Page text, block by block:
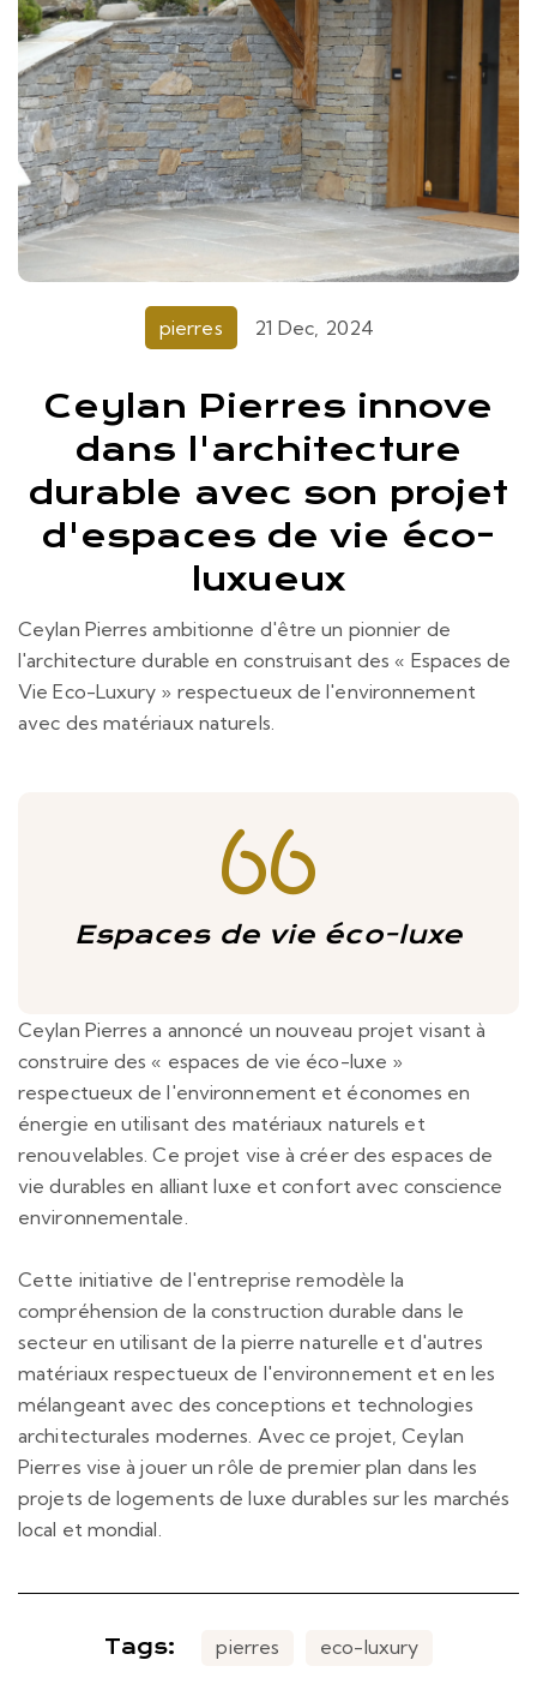
pierres 21 Dec, 2024
Ceylan Pierres innove
dans l'architecture
durable avec son projet
d'espaces de vie éco-
luxueux
Ceylan Pierres ambitionne d'être un pionnier de
l'architecture durable en construisant des « Espaces de
Vie Eco-Luxury » respectueux de l'environnement
avec des matériaux naturels.
Espaces de vie éco-luxe
Ceylan Pierres a annoncé un nouveau projet visant à
construire des « espaces de vie éco-luxe »
respectueux de l'environnement et économes en
énergie en utilisant des matériaux naturels et
renouvelables. Ce projet vise à créer des espaces de
vie durables en alliant luxe et confort avec conscience
environnementale.
Cette initiative de l'entreprise remodèle la
compréhension de la construction durable dans le
secteur en utilisant de la pierre naturelle et d'autres
matériaux respectueux de l'environnement et en les
mélangeant avec des conceptions et technologies
architecturales modernes. Avec ce projet, Ceylan
Pierres vise à jouer un rôle de premier plan dans les
projets de logements de luxe durables sur les marchés
local et mondial.
Tags: pierres eco-luxury